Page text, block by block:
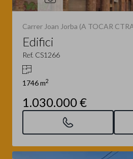
Carrer Joan Jorba (A TOCAR
Edifici
Ref. CS1266
1746 m2
1.030.000 €